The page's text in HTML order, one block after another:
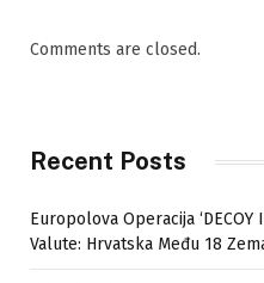
Comments are closed.
Recent Posts
Europolova Operacija
Valute: Hrvatska Među 18